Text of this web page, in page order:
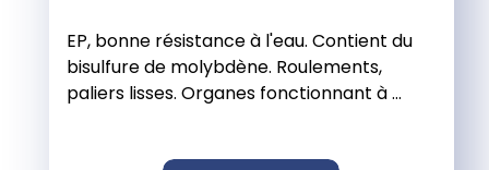
EP, bonne résistance à l'eau. Contient du
bisulfure de molybdène. Roulements,
paliers lisses. Organes fonctionnant à ...